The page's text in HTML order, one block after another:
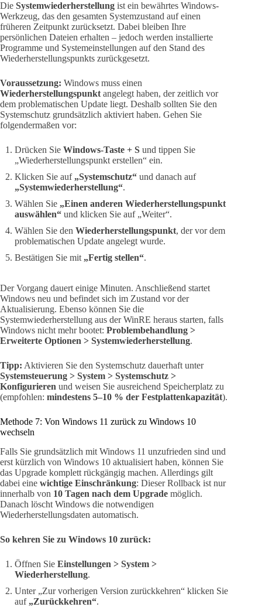
Die Systemwiederherstellung ist ein bewährtes Windows-
Werkzeug, das den gesamten Systemzustand auf einen
früheren Zeitpunkt zurücksetzt. Dabei bleiben Ihre
persönlichen Dateien erhalten – jedoch werden installierte
Programme und Systemeinstellungen auf den Stand des
Wiederherstellungspunkts zurückgesetzt.
Voraussetzung: Windows muss einen
Wiederherstellungspunkt angelegt haben, der zeitlich vor
dem problematischen Update liegt. Deshalb sollten Sie den
Systemschutz grundsätzlich aktiviert haben. Gehen Sie
folgendermaßen vor:
Drücken Sie Windows-Taste + S und tippen Sie
„Wiederherstellungspunkt erstellen“ ein.
Klicken Sie auf „Systemschutz“ und danach auf
„Systemwiederherstellung“.
Wählen Sie „Einen anderen Wiederherstellungspunkt
auswählen“ und klicken Sie auf „Weiter“.
Wählen Sie den Wiederherstellungspunkt, der vor dem
problematischen Update angelegt wurde.
Bestätigen Sie mit „Fertig stellen“.
Der Vorgang dauert einige Minuten. Anschließend startet
Windows neu und befindet sich im Zustand vor der
Aktualisierung. Ebenso können Sie die
Systemwiederherstellung aus der WinRE heraus starten, falls
Windows nicht mehr bootet: Problembehandlung >
Erweiterte Optionen > Systemwiederherstellung.
Tipp: Aktivieren Sie den Systemschutz dauerhaft unter
Systemsteuerung > System > Systemschutz >
Konfigurieren und weisen Sie ausreichend Speicherplatz zu
(empfohlen: mindestens 5–10 % der Festplattenkapazität).
Methode 7: Von Windows 11 zurück zu Windows 10
wechseln
Falls Sie grundsätzlich mit Windows 11 unzufrieden sind und
erst kürzlich von Windows 10 aktualisiert haben, können Sie
das Upgrade komplett rückgängig machen. Allerdings gilt
dabei eine wichtige Einschränkung: Dieser Rollback ist nur
innerhalb von 10 Tagen nach dem Upgrade möglich.
Danach löscht Windows die notwendigen
Wiederherstellungsdaten automatisch.
So kehren Sie zu Windows 10 zurück:
Öffnen Sie Einstellungen > System >
Wiederherstellung.
Unter „Zur vorherigen Version zurückkehren“ klicken Sie
auf „Zurückkehren“.